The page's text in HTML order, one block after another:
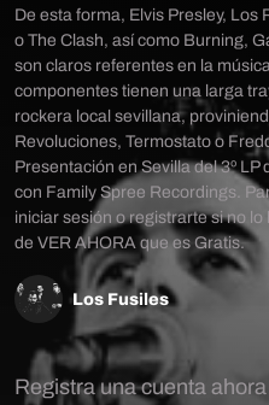
De esta forma, Elvis Presley,
o The Clash, así como Burning,
son claros referentes en la
componentes tienen una larga
rockera local sevillana,
Revoluciones, Termostato o
Presentación en Sevilla del 3º
con Family Spree Recordings.
iniciar sesión o registrarte si no
de VER AHORA que es Gratis.
Los Fusiles
Registra una cuenta